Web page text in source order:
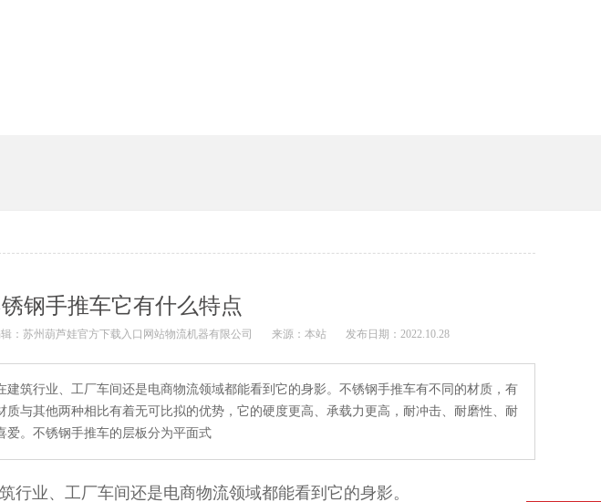
钢手推车它有什么特点
：苏州葫芦娃官方下载入口网站物流机器有限公司 来源：本站 发布日期：2022.10.28
筑行业、工厂车间还是电商物流领域都能看到它的身影。不锈钢手推车有不同的材质，有
材质与其他两种相比有着无可比拟的优势，它的硬度更高、承载力更高，耐冲击、耐磨性、耐
爱。不锈钢手推车的层板分为平面式
业、工厂车间还是电商物流领域都能看到它的身影。